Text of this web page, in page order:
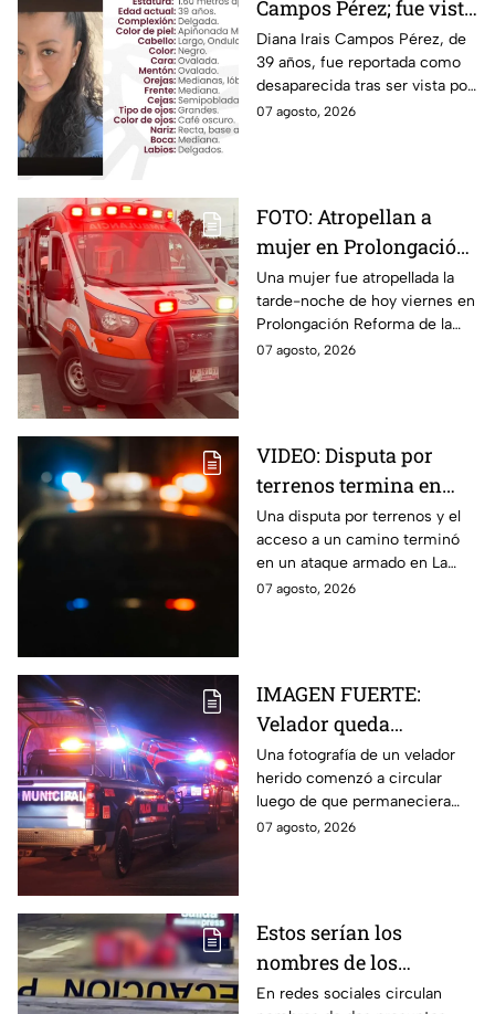
Campos Pérez; fue vista
por última vez en la
ciudad de Puebla
Diana Irais Campos Pérez, de
39 años, fue reportada como
desaparecida tras ser vista por
última vez el 6 de agosto en
07 agosto, 2026
FOTO: Atropellan a
mujer en Prolongación
Reforma, en Puebla,
hoy viernes; así se vio
la zona
Una mujer fue atropellada la
tarde-noche de hoy viernes en
Prolongación Reforma de la
ciudad de Puebla; toma
07 agosto, 2026
VIDEO: Disputa por
terrenos termina en
ataque armado en
Chihuahua; padre
muere y su hijo queda
herido
Una disputa por terrenos y el
acceso a un camino terminó
en un ataque armado en La
Regina, Chihuahua, donde un
07 agosto, 2026
IMAGEN FUERTE:
Velador queda
gravemente herido tras
ataque con arma
blanca en
Aguascalientes
Una fotografía de un velador
herido comenzó a circular
luego de que permaneciera
varias horas hospitalizado tras
07 agosto, 2026
Estos serían los
nombres de los
presuntos implicados
En redes sociales circulan